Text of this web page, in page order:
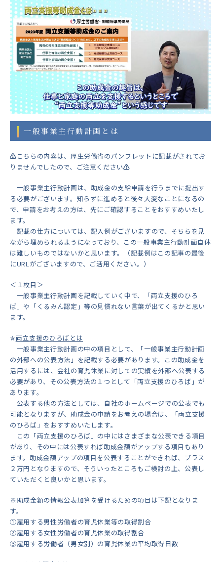
一般事業主行動計画とは
⚠️こちらの内容は、厚生労働省のパンフレットに記載がされてお
りませんでしたので、ご注意ください⚠️
一般事業主行動計画は、助成金の支給申請を行うまでに提出す
る必要がございます。知らずに進めると後々大変なことになるの
で、申請をお考えの方は、先にご確認することをおすすめいたし
ます。
記載の仕方については、記入例がございますので、そちらを見
ながら埋められるようになっており、この一般事業主行動計画自体
は難しいものではないかと思います。（記載例はこの記事の最後
にURLがございますので、ご活用ください。）
＜１枚目＞
一般事業主行動計画を記載していく中で、「両立支援のひろ
ば」や「くるみん認定」等の見慣れない言葉が出てくるかと思い
ます。
✯両立支援のひろばとは
一般事業主行動計画の中の項目として、「一般事業主行動計画
の外部への公表方法」を記載する必要があります。この助成金を
活用するには、会社の育児休業に対しての実績を外部へ公表する
必要があり、その公表方法の１つとして「両立支援のひろば」が
あります。
公表する他の方法としては、自社のホームページでの公表でも
可能となりますが、助成金の申請をお考えの場合は、「両立支援
のひろば」をおすすめいたします。
この「両立支援のひろば」の中にはさまざまな公表できる項目
があり、その中には公表すれば助成金額がアップする項目もあり
ます。助成金額アップの項目を公表することができれば、プラス
２万円となりますので、そういったところもご検討の上、公表し
ていただくと良いかと思います。
※助成金額の情報公表加算を受けるための項目は下記となりま
す。
①雇用する男性労働者の育児休業等の取得割合
②雇用する女性労働者の育児休業の取得割合
③雇用する労働者（男女別）の育児休業の平均取得日数